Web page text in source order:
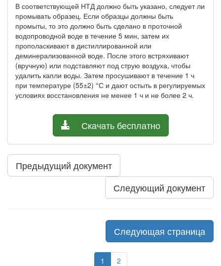
В соответствующей НТД должно быть указано, следует ли
промывать образец. Если образцы должны быть
промыты, то это должно быть сделано в проточной
водопроводной воде в течение 5 мин, затем их
прополаскивают в дистиллированной или
деминерализованной воде. После этого встряхивают
(вручную) или подставляют под струю воздуха, чтобы
удалить капли воды. Затем просушивают в течение 1 ч
при температуре (55±2) °С и дают остыть в регулируемых
условиях восстановления не менее 1 ч и не более 2 ч.
Скачать бесплатно
Предыдущий документ
Следующий документ
Следующая страница
1 2